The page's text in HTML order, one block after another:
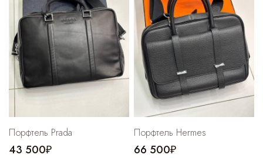
Порфтель Prada
43 500₽
Порфтель Hermes
66 500₽